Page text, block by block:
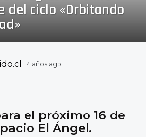
del ciclo «Orbitando
4 años ago
g
o
el próximo 16 de
El Ángel.